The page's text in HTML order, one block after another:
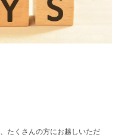
たくさんの方にお越しいただ